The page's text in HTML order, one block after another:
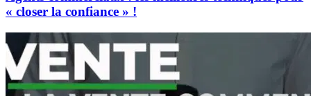
« closer la confiance » !